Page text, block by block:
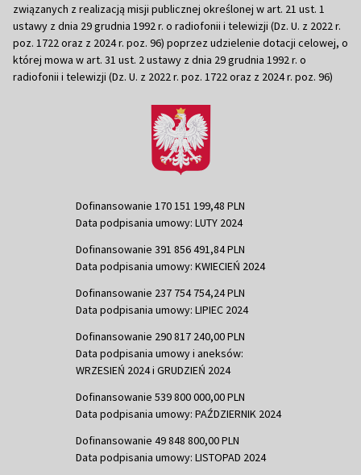
związanych z realizacją misji publicznej określonej w art. 21 ust. 1
ustawy z dnia 29 grudnia 1992 r. o radiofonii i telewizji (Dz. U. z 2022 r.
poz. 1722 oraz z 2024 r. poz. 96) poprzez udzielenie dotacji celowej, o
której mowa w art. 31 ust. 2 ustawy z dnia 29 grudnia 1992 r. o
radiofonii i telewizji (Dz. U. z 2022 r. poz. 1722 oraz z 2024 r. poz. 96)
Dofinansowanie 170 151 199,48 PLN
Data podpisania umowy: LUTY 2024
Dofinansowanie 391 856 491,84 PLN
Data podpisania umowy: KWIECIEŃ 2024
Dofinansowanie 237 754 754,24 PLN
Data podpisania umowy: LIPIEC 2024
Dofinansowanie 290 817 240,00 PLN
Data podpisania umowy i aneksów:
WRZESIEŃ 2024 i GRUDZIEŃ 2024
Dofinansowanie 539 800 000,00 PLN
Data podpisania umowy: PAŹDZIERNIK 2024
Dofinansowanie 49 848 800,00 PLN
Data podpisania umowy: LISTOPAD 2024